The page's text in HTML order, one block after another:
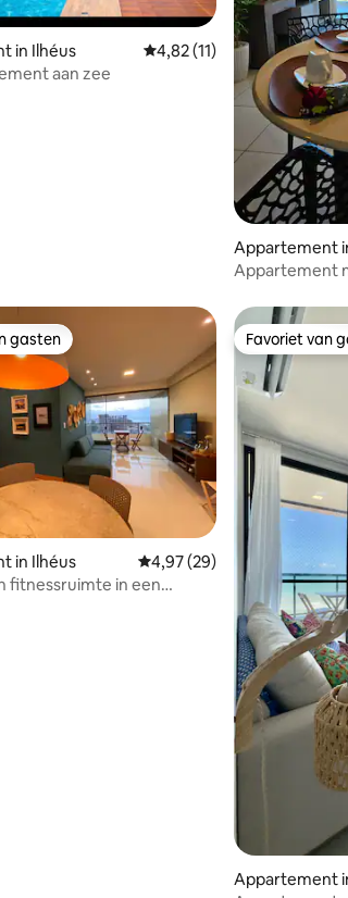
4,94 uit 5, 31 recensies
in Ilhéus Gemiddelde beoordeling
4,82 (11)
aan zee
Appartement
Appartement
4,94 uit 5, 18 recensies
gasten
gasten
in Ilhéus Gemiddelde beoordeling
4,97 (29)
fitnessruimte in een
Favoriet van
Favoriet van
Appartement